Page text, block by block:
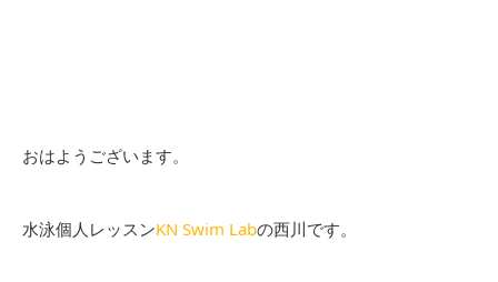
おはようございます。
水泳個人レッスンKN Swim Labの西川です。